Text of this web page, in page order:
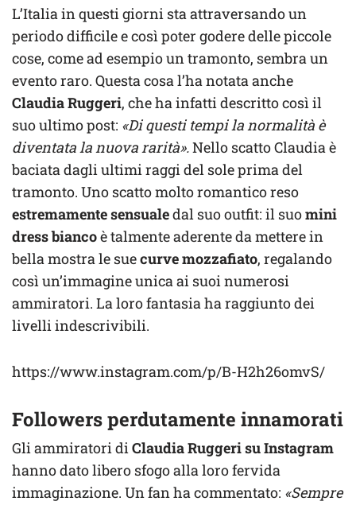
L’Italia in questi giorni sta attraversando un
periodo difficile e così poter godere delle piccole
cose, come ad esempio un tramonto, sembra un
evento raro. Questa cosa l’ha notata anche
Claudia Ruggeri, che ha infatti descritto così il
suo ultimo post: «Di questi tempi la normalità è
diventata la nuova rarità».Nello scatto Claudia è
baciata dagli ultimi raggi del sole prima del
tramonto. Uno scatto molto romantico reso
estremamente sensualedal suo outfit: il suomini
dress biancoè talmente aderente da mettere in
bella mostra le suecurve mozzafiato, regalando
così un’immagine unica ai suoi numerosi
ammiratori. La loro fantasia ha raggiunto dei
livelli indescrivibili.
https://www.instagram.com/p/B-H2h26omvS/
Followers perdutamente innamorati
Gli ammiratori diClaudia Ruggeri su Instagram
hanno dato libero sfogo alla loro fervida
immaginazione. Un fan ha commentato: «Sempre